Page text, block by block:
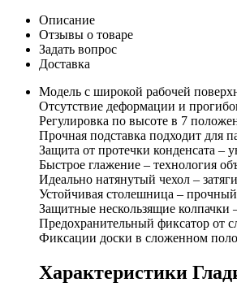
Описание
Отзывы о товаре
Задать вопрос
Доставка
Модель с широкой рабочей
Отсутствие деформации и
Регулировка по высоте в 7
Прочная подставка подходит для
Защита от протечки конденсата –
Быстрое глажение – технология
Идеально натянутый чехол –
Устойчивая столешница –
Защитные нескользящие колпачки
Предохранительный фиксатор от
Фиксации доски в сложенном
Характеристики